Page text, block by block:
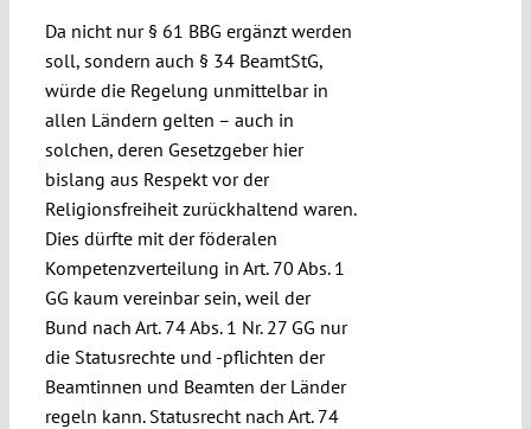
Da nicht nur § 61 BBG ergänzt werden
soll, sondern auch § 34 BeamtStG,
würde die Regelung unmittelbar in
allen Ländern gelten – auch in
solchen, deren Gesetzgeber hier
bislang aus Respekt vor der
Religionsfreiheit zurückhaltend waren.
Dies dürfte mit der föderalen
Kompetenzverteilung in Art. 70 Abs. 1
GG kaum vereinbar sein, weil der
Bund nach Art. 74 Abs. 1 Nr. 27 GG nur
die Statusrechte und -pflichten der
Beamtinnen und Beamten der Länder
regeln kann. Statusrecht nach Art. 74